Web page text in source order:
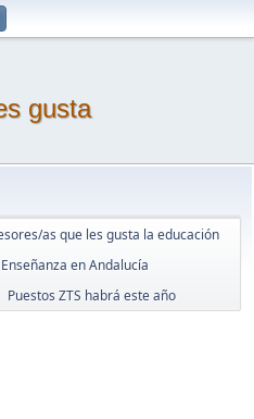
gusta
as que les gusta la educación
en Andalucía
Puestos ZTS habrá este año